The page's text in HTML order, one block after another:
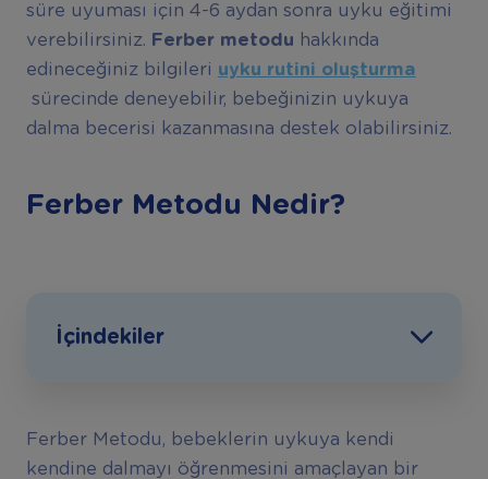
süre uyuması için 4-6 aydan sonra uyku eğitimi
verebilirsiniz. Ferber metodu hakkında
edineceğiniz bilgileri uyku rutini oluşturma
sürecinde deneyebilir, bebeğinizin uykuya
dalma becerisi kazanmasına destek olabilirsiniz.
Ferber Metodu Nedir?
İçindekiler
Ferber Metodu, bebeklerin uykuya kendi
kendine dalmayı öğrenmesini amaçlayan bir